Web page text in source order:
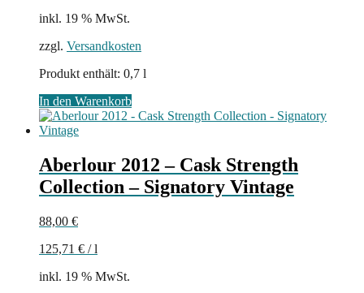
inkl. 19 % MwSt.
zzgl. Versandkosten
Produkt enthält: 0,7 l
In den Warenkorb
Aberlour 2012 – Cask Strength
Collection – Signatory Vintage
88,00 €
125,71 € /l
inkl. 19 % MwSt.